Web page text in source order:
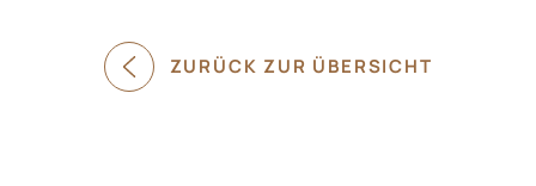
ZURÜCK ZUR ÜBERSICHT